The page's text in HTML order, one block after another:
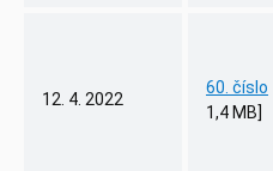
12. 4. 2022
60. číslo
1,4 MB]